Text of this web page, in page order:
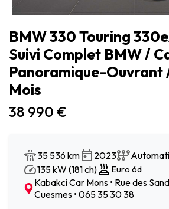
BMW 330 Touring
Suivi Complet BMW /
Panoramique-Ouvrant
Mois
38 990 €
35 536 km 2023
135 kW (181 ch)
Euro 6d
Kabakci Car Mons • Rue des
Cuesmes • 065 35 30 38